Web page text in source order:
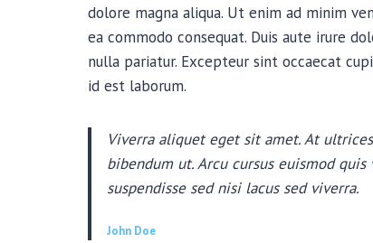
dolore magna aliqua. Ut enim ad minim
ea commodo consequat. Duis aute irure
nulla pariatur. Excepteur sint occaecat
id est laborum.
Viverra aliquet eget sit amet. At
bibendum ut. Arcu cursus euismod
suspendisse sed nisi lacus sed viverra.
John Doe